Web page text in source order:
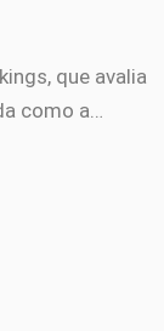
que avalia
como a…